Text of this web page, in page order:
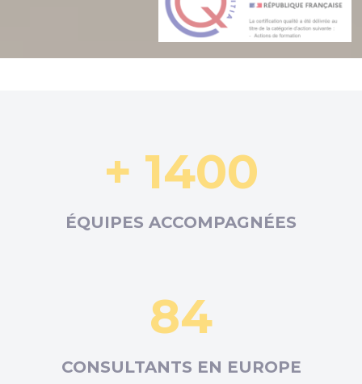
+ 1400
ÉQUIPES ACCOMPAGNÉES
84
CONSULTANTS EN EUROPE